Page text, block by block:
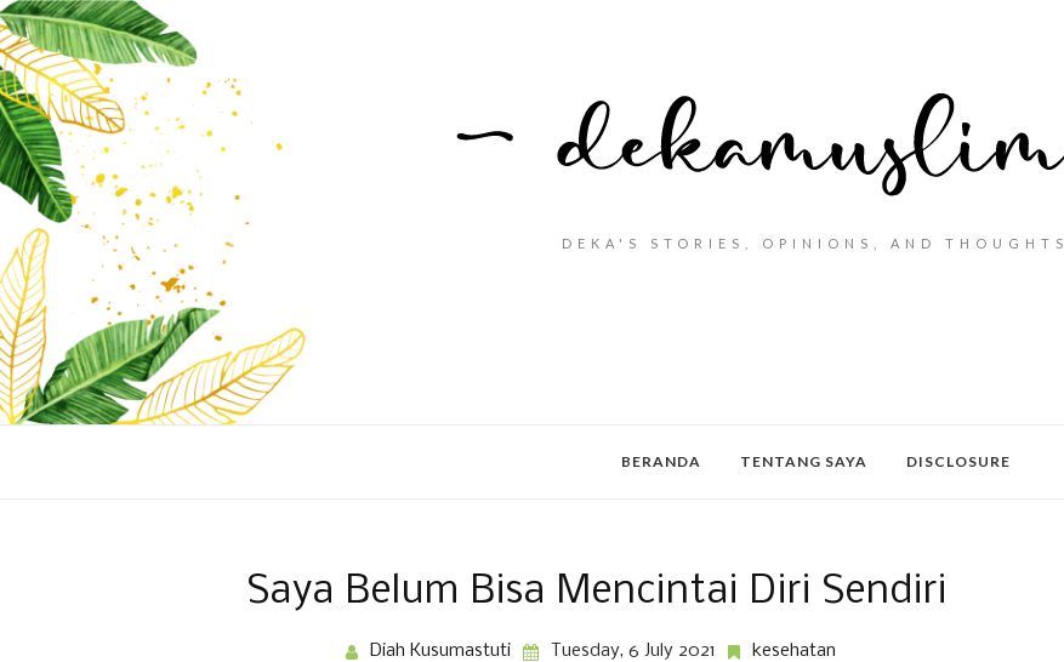
DEKA'S STORIES, OPINIONS, AND THOUGHTS
BERANDA TENTANG SAYA DISCLOSURE
Saya Belum Bisa Mencintai Diri Sendiri
Diah Kusumastuti Tuesday, 6 July 2021 kesehatan